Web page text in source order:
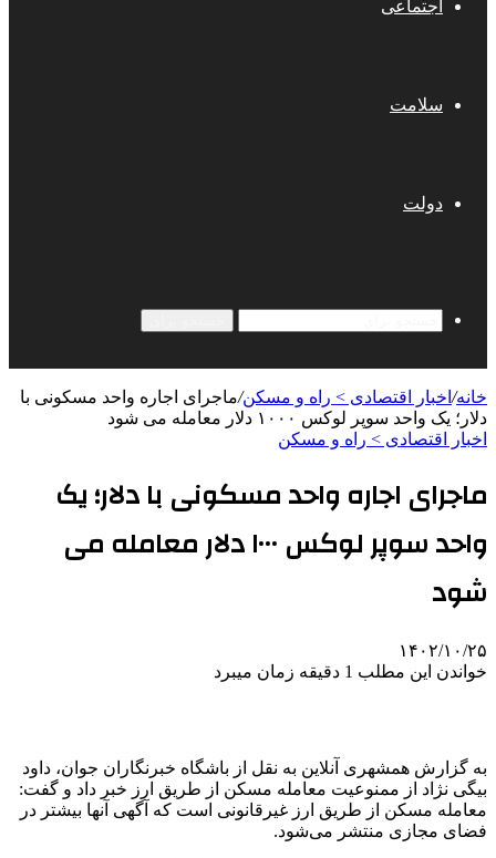
اجتماعی
سلامت
دولت
خانه/ اخبار اقتصادی > راه و مسکن/ماجرای اجاره واحد مسکونی با
دلار؛ یک واحد سوپر لوکس ۱۰۰۰ دلار معامله‌ می شود
اخبار اقتصادی > راه و مسکن
ماجرای اجاره واحد مسکونی با دلار؛ یک
واحد سوپر لوکس ۱۰۰۰ دلار معامله‌ می
شود
۱۴۰۲/۱۰/۲۵
خواندن این مطلب 1 دقیقه زمان میبرد
به گزارش همشهری آنلاین به نقل از باشگاه خبرنگاران جوان، داود
بیگی نژاد از ممنوعیت معامله مسکن از طریق ارز خبر داد و گفت:
معامله مسکن از طریق ارز غیرقانونی است که آگهی آنها بیشتر در
فضای مجازی منتشر می‌شود.